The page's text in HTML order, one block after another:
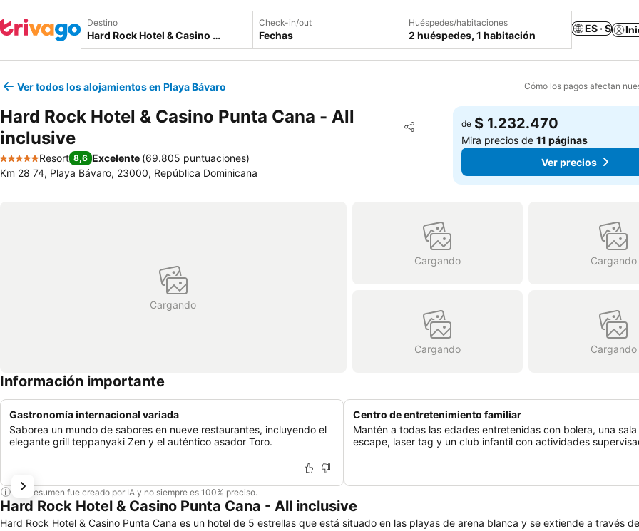
Destino Check-in/out
Fechas
Huéspedes/habitaciones
2 huéspedes, 1 habitación
ES · $
Ver todos los alojamientos en Playa Bávaro Cómo los pagos afectan
Hard Rock Hotel & Casino Punta Cana - All
inclusive
Compartir
Agregar a favoritos
5 Estrellas
Resort 8,6 Excelente (69.805 puntuaciones)
Km 28 74, Playa Bávaro, 23000, República Dominicana
de $ 1.232.470
Mira precios de11 páginas
Ver precios
Cargando
Cargando Cargando
Cargando Cargando
Información importante
Gastronomía internacional variada
Saborea un mundo de sabores en nueve restaurantes, incluyendo el
elegante grill teppanyaki Zen y el auténtico asador Toro.
Centro de entretenimiento familiar
Mantén a todas las edades entretenidas con bolera, una
escape, laser tag y un club infantil con actividades
Este resumen fue creado por IA y no siempre es 100% preciso.
Hard Rock Hotel & Casino Punta Cana - All inclusive
Hard Rock Hotel & Casino Punta Cana es un hotel de 5 estrellas que está situado en las playas de arena blanca y se extiende a través